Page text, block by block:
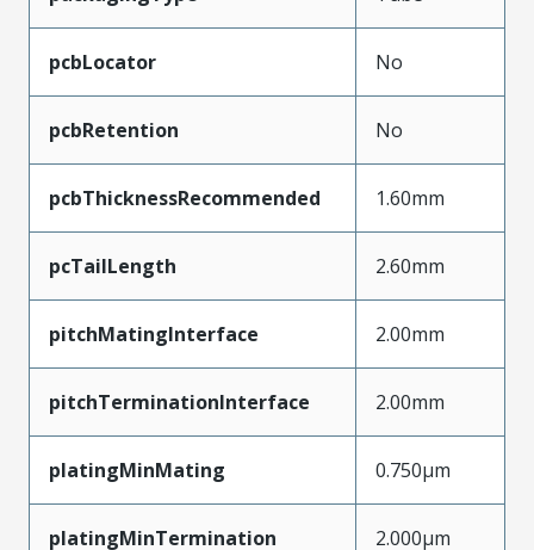
pcbLocator No
pcbRetention No
pcbThicknessRecommended 1.60mm
pcTailLength 2.60mm
pitchMatingInterface 2.00mm
pitchTerminationInterface 2.00mm
platingMinMating 0.750µm
platingMinTermination 2.000µm